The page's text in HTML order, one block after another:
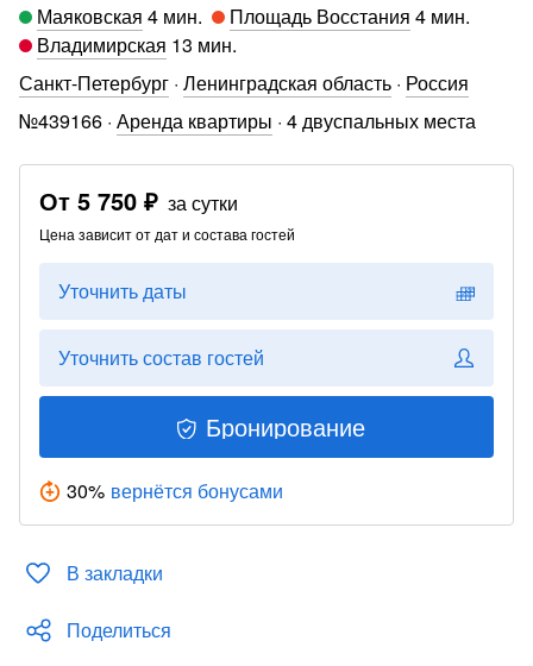
Маяковская 4 мин. Площадь Восстания 4 мин.
Владимирская 13 мин.
Санкт-Петербург · Ленинградская область · Россия
№439166 · Аренда квартиры · 4 двуспальных места
От 5 750 ₽ за сутки
Цена зависит от дат и состава гостей
Уточнить даты
Уточнить состав гостей
Бронирование
30% вернётся бонусами
В закладки
Поделиться